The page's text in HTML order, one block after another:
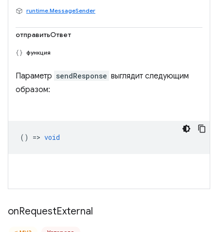
runtime.MessageSender
отправитьОтвет
функция
Параметр sendResponse выглядит следующим
образом:
() => void
onRequestExternal